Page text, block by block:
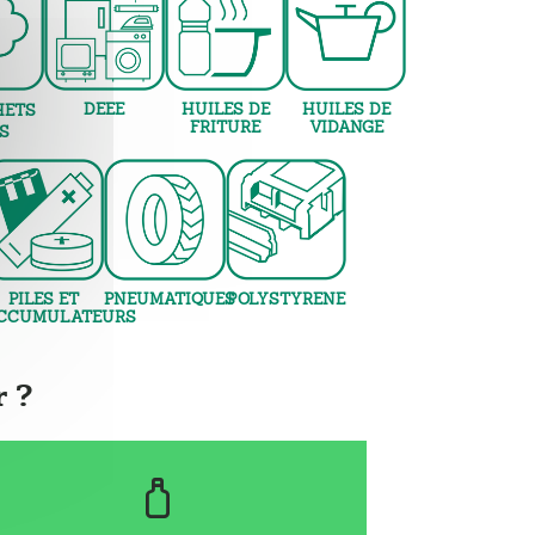
DEEE
HUILES DE
FRITURE
HUILES DE
VIDANGE
PILES ET
PNEUMATIQUESPOLYSTYRENE
?